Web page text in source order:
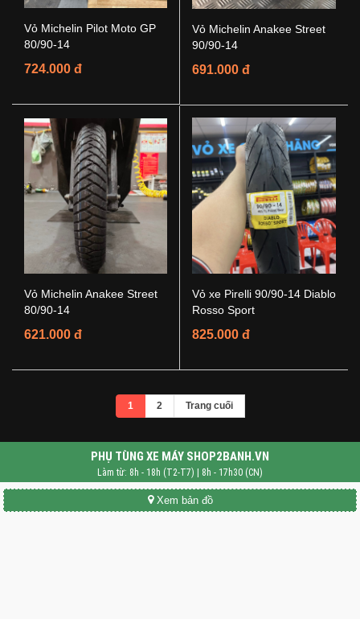
Vỏ Michelin Pilot Moto GP
80/90-14
724.000 đ
Vỏ Michelin Anakee Street
90/90-14
691.000 đ
Vỏ Michelin Anakee Street
80/90-14
621.000 đ
Vỏ xe Pirelli 90/90-14 Diablo
Rosso Sport
825.000 đ
1 2 Trang cuối
PHỤ TÙNG XE MÁY SHOP2BANH.VN
Làm từ: 8h - 18h (T2-T7) | 8h - 17h30 (CN)
Xem bản đồ